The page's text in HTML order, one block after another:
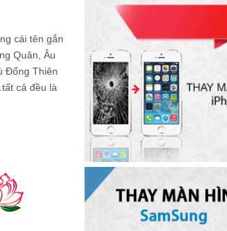
cái tên gắn
Quân, Âu
Đổng Thiên
cả đều là